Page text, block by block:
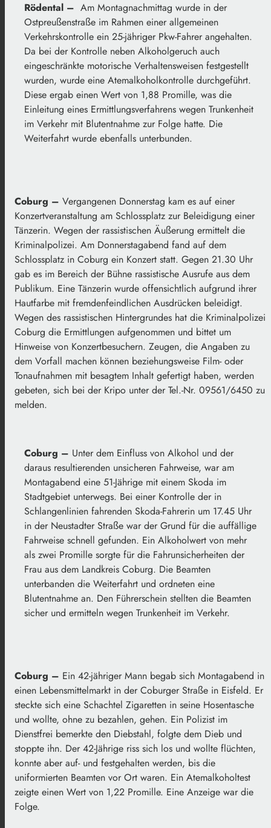
Rödental – Am Montagnachmittag wurde in der
Ostpreußenstraße im Rahmen einer allgemeinen
Verkehrskontrolle ein 25-jähriger Pkw-Fahrer angehalten.
Da bei der Kontrolle neben Alkoholgeruch auch
eingeschränkte motorische Verhaltensweisen festgestellt
wurden, wurde eine Atemalkoholkontrolle durchgeführt.
Diese ergab einen Wert von 1,88 Promille, was die
Einleitung eines Ermittlungsverfahrens wegen Trunkenheit
im Verkehr mit Blutentnahme zur Folge hatte. Die
Weiterfahrt wurde ebenfalls unterbunden.
Coburg – Vergangenen Donnerstag kam es auf einer
Konzertveranstaltung am Schlossplatz zur Beleidigung einer
Tänzerin. Wegen der rassistischen Äußerung ermittelt die
Kriminalpolizei. Am Donnerstagabend fand auf dem
Schlossplatz in Coburg ein Konzert statt. Gegen 21.30 Uhr
gab es im Bereich der Bühne rassistische Ausrufe aus dem
Publikum. Eine Tänzerin wurde offensichtlich aufgrund ihrer
Hautfarbe mit fremdenfeindlichen Ausdrücken beleidigt.
Wegen des rassistischen Hintergrundes hat die Kriminalpolizei
Coburg die Ermittlungen aufgenommen und bittet um
Hinweise von Konzertbesuchern. Zeugen, die Angaben zu
dem Vorfall machen können beziehungsweise Film- oder
Tonaufnahmen mit besagtem Inhalt gefertigt haben, werden
gebeten, sich bei der Kripo unter der Tel.-Nr. 09561/6450 zu
melden.
Coburg – Unter dem Einfluss von Alkohol und der
daraus resultierenden unsicheren Fahrweise, war am
Montagabend eine 51-Jährige mit einem Skoda im
Stadtgebiet unterwegs. Bei einer Kontrolle der in
Schlangenlinien fahrenden Skoda-Fahrerin um 17.45 Uhr
in der Neustadter Straße war der Grund für die auffällige
Fahrweise schnell gefunden. Ein Alkoholwert von mehr
als zwei Promille sorgte für die Fahrunsicherheiten der
Frau aus dem Landkreis Coburg. Die Beamten
unterbanden die Weiterfahrt und ordneten eine
Blutentnahme an. Den Führerschein stellten die Beamten
sicher und ermitteln wegen Trunkenheit im Verkehr.
Coburg – Ein 42-jähriger Mann begab sich Montagabend in
einen Lebensmittelmarkt in der Coburger Straße in Eisfeld. Er
steckte sich eine Schachtel Zigaretten in seine Hosentasche
und wollte, ohne zu bezahlen, gehen. Ein Polizist im
Dienstfrei bemerkte den Diebstahl, folgte dem Dieb und
stoppte ihn. Der 42-Jährige riss sich los und wollte flüchten,
konnte aber auf- und festgehalten werden, bis die
uniformierten Beamten vor Ort waren. Ein Atemalkoholtest
zeigte einen Wert von 1,22 Promille. Eine Anzeige war die
Folge.